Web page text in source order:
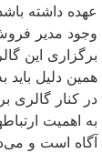
عهده داشته
وجود مدیر
برگزاری این
همین دلیل
در کنار گالری
به اهمیت
آگاه است و